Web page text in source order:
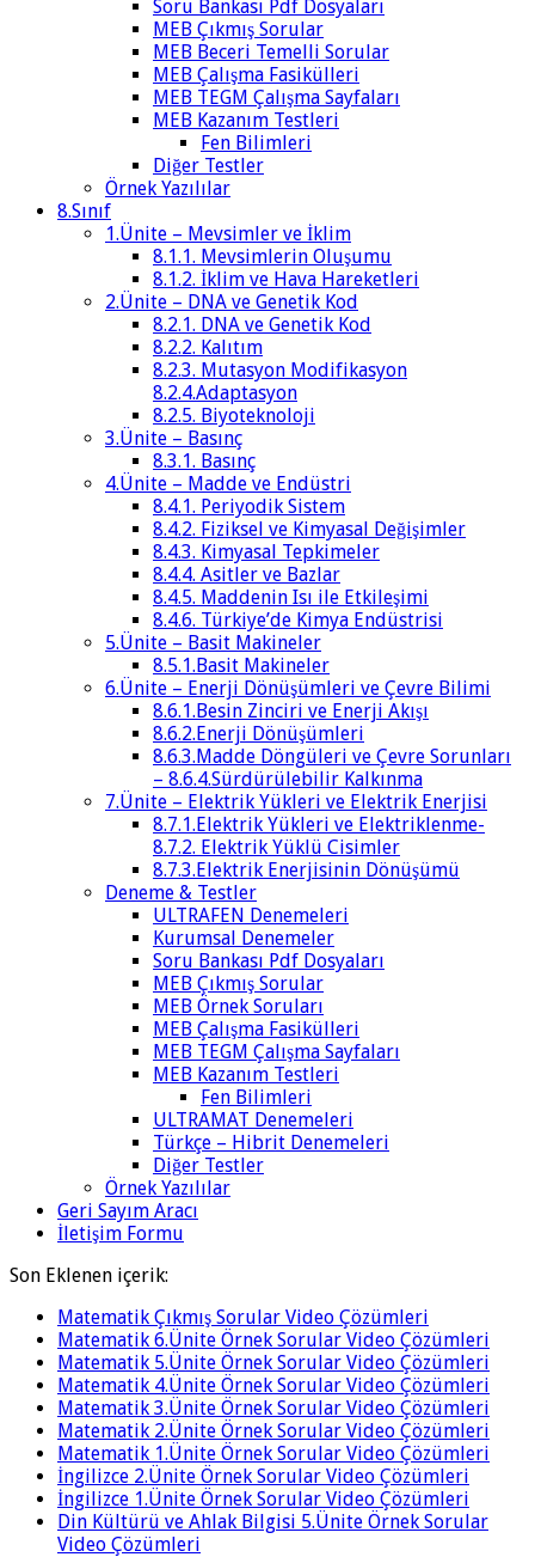
Soru Bankası Pdf Dosyaları
MEB Çıkmış Sorular
MEB Beceri Temelli Sorular
MEB Çalışma Fasikülleri
MEB TEGM Çalışma Sayfaları
MEB Kazanım Testleri
Fen Bilimleri
Diğer Testler
Örnek Yazılılar
8.Sınıf
1.Ünite – Mevsimler ve İklim
8.1.1. Mevsimlerin Oluşumu
8.1.2. İklim ve Hava Hareketleri
2.Ünite – DNA ve Genetik Kod
8.2.1. DNA ve Genetik Kod
8.2.2. Kalıtım
8.2.3. Mutasyon Modifikasyon
8.2.4.Adaptasyon
8.2.5. Biyoteknoloji
3.Ünite – Basınç
8.3.1. Basınç
4.Ünite – Madde ve Endüstri
8.4.1. Periyodik Sistem
8.4.2. Fiziksel ve Kimyasal Değişimler
8.4.3. Kimyasal Tepkimeler
8.4.4. Asitler ve Bazlar
8.4.5. Maddenin Isı ile Etkileşimi
8.4.6. Türkiye’de Kimya Endüstrisi
5.Ünite – Basit Makineler
8.5.1.Basit Makineler
6.Ünite – Enerji Dönüşümleri ve Çevre Bilimi
8.6.1.Besin Zinciri ve Enerji Akışı
8.6.2.Enerji Dönüşümleri
8.6.3.Madde Döngüleri ve Çevre Sorunları
– 8.6.4.Sürdürülebilir Kalkınma
7.Ünite – Elektrik Yükleri ve Elektrik Enerjisi
8.7.1.Elektrik Yükleri ve Elektriklenme-
8.7.2. Elektrik Yüklü Cisimler
8.7.3.Elektrik Enerjisinin Dönüşümü
Deneme & Testler
ULTRAFEN Denemeleri
Kurumsal Denemeler
Soru Bankası Pdf Dosyaları
MEB Çıkmış Sorular
MEB Örnek Soruları
MEB Çalışma Fasikülleri
MEB TEGM Çalışma Sayfaları
MEB Kazanım Testleri
Fen Bilimleri
ULTRAMAT Denemeleri
Türkçe – Hibrit Denemeleri
Diğer Testler
Örnek Yazılılar
Geri Sayım Aracı
İletişim Formu
Son Eklenen içerik:
Matematik Çıkmış Sorular Video Çözümleri
Matematik 6.Ünite Örnek Sorular Video Çözümleri
Matematik 5.Ünite Örnek Sorular Video Çözümleri
Matematik 4.Ünite Örnek Sorular Video Çözümleri
Matematik 3.Ünite Örnek Sorular Video Çözümleri
Matematik 2.Ünite Örnek Sorular Video Çözümleri
Matematik 1.Ünite Örnek Sorular Video Çözümleri
İngilizce 2.Ünite Örnek Sorular Video Çözümleri
İngilizce 1.Ünite Örnek Sorular Video Çözümleri
Din Kültürü ve Ahlak Bilgisi 5.Ünite Örnek Sorular
Video Çözümleri